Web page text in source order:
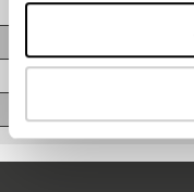
T.2SN-32